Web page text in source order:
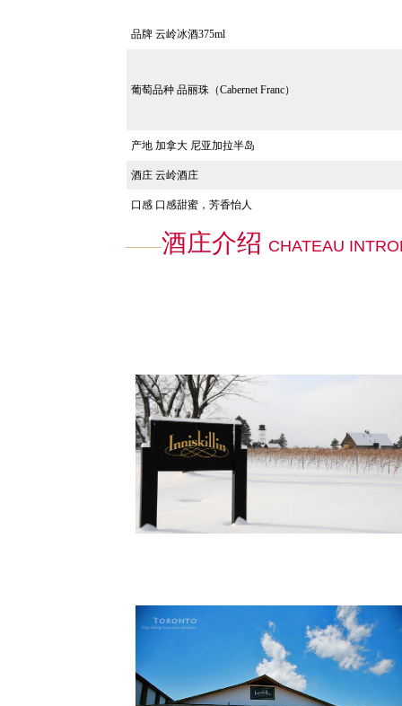
品牌 云岭冰酒375ml
葡萄品种 品丽珠（Cabernet Franc）
产地 加拿大 尼亚加拉半岛
酒庄 云岭酒庄
口感 口感甜蜜，芳香怡人
酒庄介绍 CHATEAU